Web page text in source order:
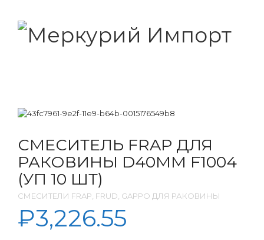
СМЕСИТЕЛЬ FRAP ДЛЯ
РАКОВИНЫ D40ММ F1004
(УП 10 ШТ)
СМЕСИТЕЛИ FRAP, FRUD, GAPPO ДЛЯ РАКОВИНЫ
₽3,226.55